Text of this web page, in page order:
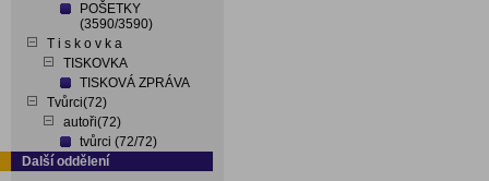
POŠETKY
(3590/3590)
T i s k o v k a
TISKOVKA
TISKOVÁ ZPRÁVA
Tvůrci(72)
autoři(72)
tvůrci (72/72)
Další oddělení